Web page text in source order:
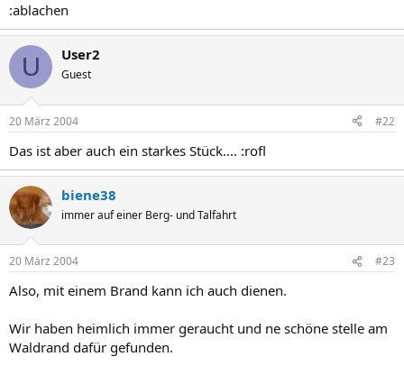
:ablachen
U User2
Guest
20 März 2004 #22
Das ist aber auch ein starkes Stück.... :rofl
biene38
immer auf einer Berg- und Talfahrt
20 März 2004 #23
Also, mit einem Brand kann ich auch dienen.
Wir haben heimlich immer geraucht und ne schöne stelle am
Waldrand dafür gefunden.